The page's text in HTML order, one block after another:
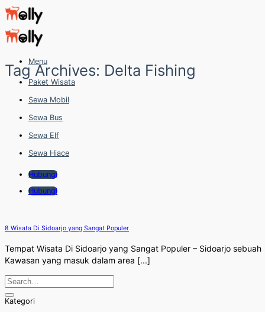
Skip
to
content
Menu
Paket Wisata
Sewa Mobil
Sewa Bus
Sewa Elf
Sewa Hiace
Hubungi
Hubungi
Tag Archives: Delta Fishing
8 Wisata Di Sidoarjo yang Sangat Populer
Tempat Wisata Di Sidoarjo yang Sangat Populer – Sidoarjo sebuah
Kawasan yang masuk dalam area [...]
Kategori